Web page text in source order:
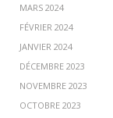
MARS 2024
FÉVRIER 2024
JANVIER 2024
DÉCEMBRE 2023
NOVEMBRE 2023
OCTOBRE 2023